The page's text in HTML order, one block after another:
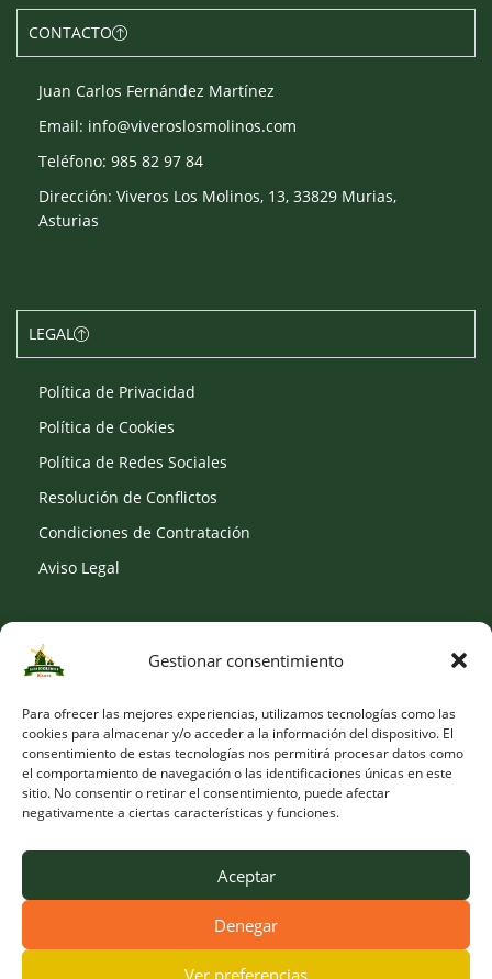
Gestionar consentimiento
Para ofrecer las mejores experiencias, utilizamos tecnologías como las
cookies para almacenar y/o acceder a la información del dispositivo. El
consentimiento de estas tecnologías nos permitirá procesar datos como
el comportamiento de navegación o las identificaciones únicas en este
sitio. No consentir o retirar el consentimiento, puede afectar
negativamente a ciertas características y funciones.
Aceptar
Denegar
Ver preferencias
CONTACTO
Juan Carlos Fernández Martínez
Email: info@viveroslosmolinos.com
Teléfono: 985 82 97 84
Dirección: Viveros Los Molinos, 13, 33829 Murias,
Asturias
LEGAL
Política de Privacidad
Política de Cookies
Política de Redes Sociales
Resolución de Conflictos
Condiciones de Contratación
Aviso Legal
SOCIAL
© Copyright 2026 Viveros Los Molinos |
Developed by Obelisk